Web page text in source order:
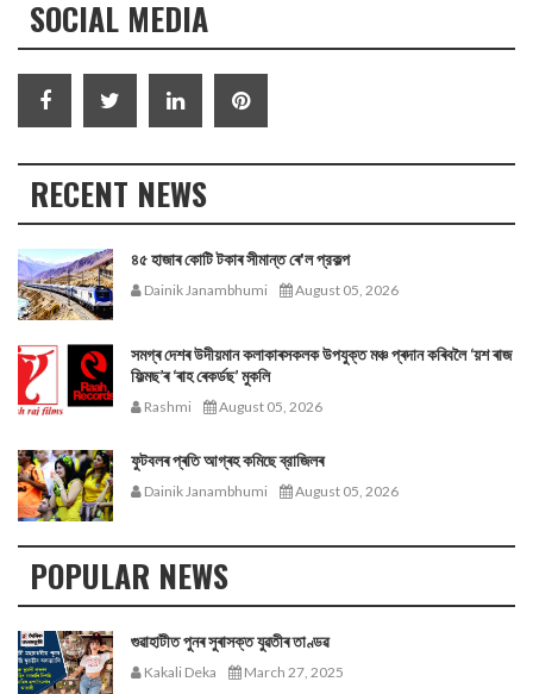
SOCIAL MEDIA
RECENT NEWS
৪৫ হাজাৰ কোটি টকাৰ সীমান্ত ৰে'ল প্রকল্প
Dainik Janambhumi August 05, 2026
সমগ্ৰ দেশৰ উদীয়মান কলাকাৰসকলক উপযুক্ত মঞ্চ প্ৰদান কৰিবলৈ ‘য়শ ৰাজ
ফিল্মছ’ৰ ‘ৰাহ ৰেকৰ্ডছ’ মুকলি
Rashmi August 05, 2026
ফুটবলৰ প্ৰতি আগ্ৰহ কমিছে ব্রাজিলৰ
Dainik Janambhumi August 05, 2026
POPULAR NEWS
গুৱাহাটীত পুনৰ সুৰাসক্ত যুৱতীৰ তাণ্ডৱ
Kakali Deka March 27, 2025